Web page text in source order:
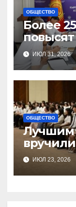
ОБЩЕСТВО
Более
ИЮЛ 31, 2026
ОБЩЕСТВО
Лучшим
ИЮЛ 23, 2026